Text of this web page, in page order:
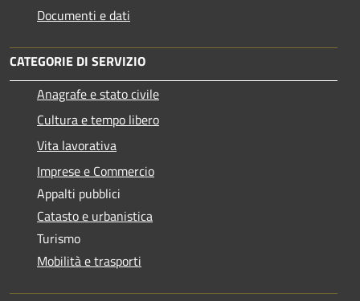
Documenti e dati
CATEGORIE DI SERVIZIO
Anagrafe e stato civile
Cultura e tempo libero
Vita lavorativa
Imprese e Commercio
Appalti pubblici
Catasto e urbanistica
Turismo
Mobilità e trasporti